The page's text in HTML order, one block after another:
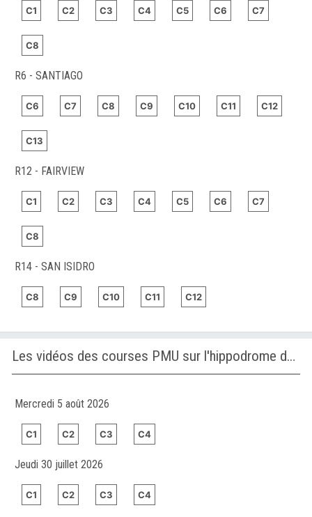
C1 C2 C3 C4 C5 C6 C7
C8
R6 - SANTIAGO
C6 C7 C8 C9 C10 C11 C12
C13
R12 - FAIRVIEW
C1 C2 C3 C4 C5 C6 C7
C8
R14 - SAN ISIDRO
C8 C9 C10 C11 C12
Les vidéos des courses PMU sur l'hippodrome de AVENCHES
Mercredi 5 août 2026
C1 C2 C3 C4
Jeudi 30 juillet 2026
C1 C2 C3 C4